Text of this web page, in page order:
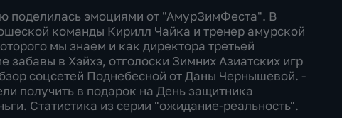
поделилась эмоциями от "АмурЗимФеста". В
команды Кирилл Чайка и тренер амурской
мы знаем и как директора третьей
в Хэйхэ, отголоски Зимних Азиатских игр
соцсетей Поднебесной от Даны Чернышевой. -
получить в подарок на День защитника
Статистика из серии "ожидание-реальность".